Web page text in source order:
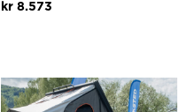
kr 8.573